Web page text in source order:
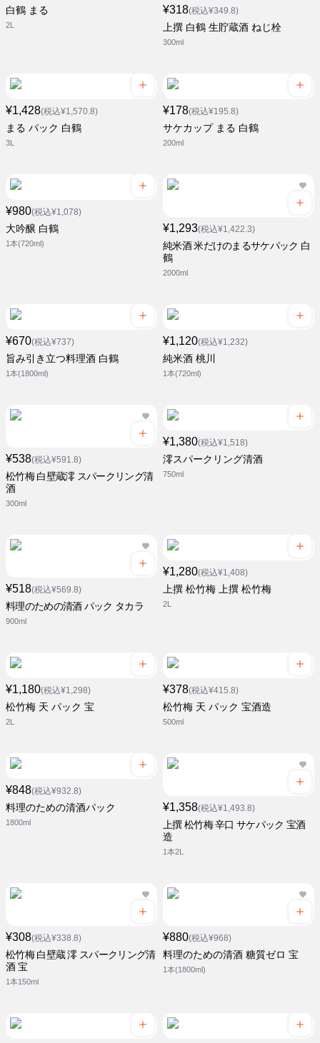
白鶴 まる
2L
¥318(税込¥349.8)
上撰 白鶴 生貯蔵酒 ねじ栓
300ml
¥1,428(税込¥1,570.8)
まる パック 白鶴
3L
¥178(税込¥195.8)
サケカップ まる 白鶴
200ml
¥980(税込¥1,078)
大吟醸 白鶴
1本(720ml)
¥1,293(税込¥1,422.3)
純米酒 米だけのまるサケパック 白
鶴
2000ml
¥670(税込¥737)
旨み引き立つ料理酒 白鶴
1本(1800ml)
¥1,120(税込¥1,232)
純米酒 桃川
1本(720ml)
¥538(税込¥591.8)
松竹梅 白壁蔵澪 スパークリング清
酒
300ml
¥1,380(税込¥1,518)
澪スパークリング清酒
750ml
¥518(税込¥569.8)
料理のための清酒 パック タカラ
900ml
¥1,280(税込¥1,408)
上撰 松竹梅 上撰 松竹梅
2L
¥1,180(税込¥1,298)
松竹梅 天 パック 宝
2L
¥378(税込¥415.8)
松竹梅 天 パック 宝酒造
500ml
¥848(税込¥932.8)
料理のための清酒パック
1800ml
¥1,358(税込¥1,493.8)
上撰 松竹梅 辛口 サケパック 宝酒
造
1本2L
¥308(税込¥338.8)
松竹梅 白壁蔵 澪 スパークリング清
酒 宝
1本150ml
¥880(税込¥968)
料理のための清酒 糖質ゼロ 宝
1本(1800ml)